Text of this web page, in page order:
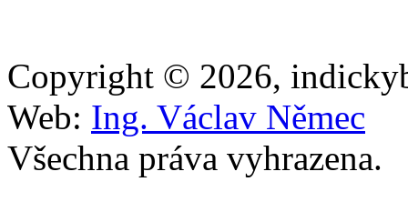
Copyright © 2026,
Web: Ing. Václav Němec
Všechna práva vyhrazena.